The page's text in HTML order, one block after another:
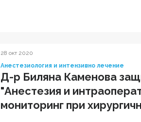
28 окт 2020
Анестезиология и интензивно лечение
Д-р Биляна Каменова
"Анестезия и
мониторинг при